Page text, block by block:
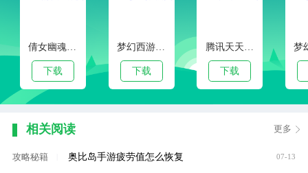
倩女幽魂手游官服版本
下载
梦幻西游手游客户端下载
下载 下载
相关阅读 更多
攻略秘籍 奥比岛手游疲劳值怎么恢复 07-13